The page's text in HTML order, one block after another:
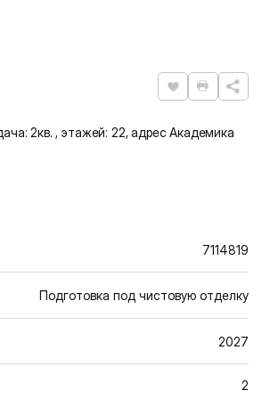
Нравится
2кв. , этажей: 22, адрес Академика
7114819
Подготовка под чистовую отделку
2027
2